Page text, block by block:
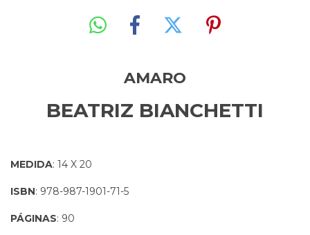
AMARO
BEATRIZ BIANCHETTI
MEDIDA: 14 X 20
ISBN: 978-987-1901-71-5
PÁGINAS: 90